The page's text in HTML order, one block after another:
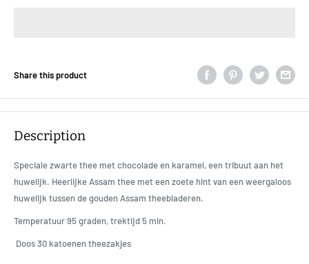
Share this product
Description
Speciale zwarte thee met chocolade en karamel, een tribuut aan het
huwelijk. Heerlijke Assam thee met een zoete hint van een weergaloos
huwelijk tussen de gouden Assam theebladeren.
Temperatuur 95 graden, trektijd 5 min.
Doos 30 katoenen theezakjes